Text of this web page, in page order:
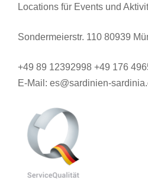
Locations für Events und
Sondermeierstr. 110 80939
+49 89 12392998 +49 176
E-Mail: es@sardinien-